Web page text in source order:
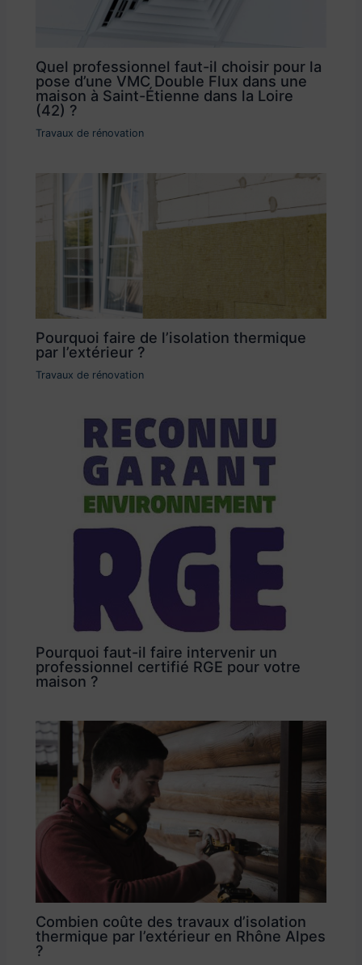
Quel professionnel faut-il choisir pour la
pose d’une VMC Double Flux dans une
maison à Saint-Étienne dans la Loire
(42) ?
Travaux de rénovation
Pourquoi faire de l’isolation thermique
par l’extérieur ?
Travaux de rénovation
Pourquoi faut-il faire intervenir un
professionnel certifié RGE pour votre
maison ?
Combien coûte des travaux d’isolation
thermique par l’extérieur en Rhône Alpes
?